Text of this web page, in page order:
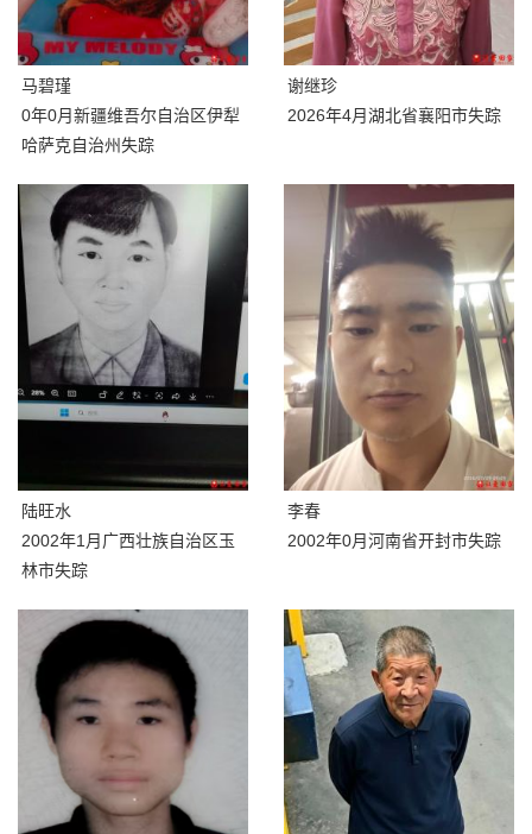
马碧瑾
0年0月新疆维吾尔自治区伊犁
哈萨克自治州失踪
谢继珍
2026年4月湖北省襄阳市失踪
陆旺水
2002年1月广西壮族自治区玉
林市失踪
李春
2002年0月河南省开封市失踪